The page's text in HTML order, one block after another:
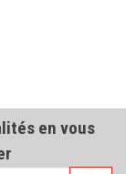
en vous